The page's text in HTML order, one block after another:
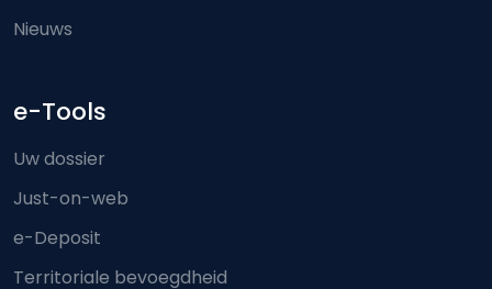
Nieuws
e-Tools
Uw dossier
Just-on-web
e-Deposit
Territoriale bevoegdheid